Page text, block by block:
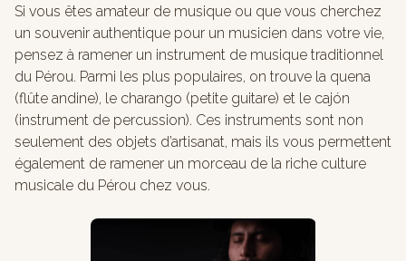
Si vous êtes amateur de musique ou que vous cherchez
un souvenir authentique pour un musicien dans votre vie,
pensez à ramener un instrument de musique traditionnel
du Pérou. Parmi les plus populaires, on trouve la quena
(flûte andine), le charango (petite guitare) et le cajón
(instrument de percussion). Ces instruments sont non
seulement des objets d’artisanat, mais ils vous permettent
également de ramener un morceau de la riche culture
musicale du Pérou chez vous.